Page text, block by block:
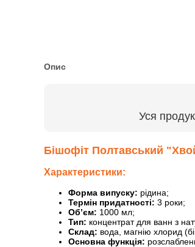
Опис
Уся
Бішофіт Полтавський
Характеристики:
Форма випуску: рідина;
Термін придатності: 3 роки;
Об’єм: 1000 мл;
Тип: концентрат для ванн з
Склад: вода, магнію хлорид
Основна функція: